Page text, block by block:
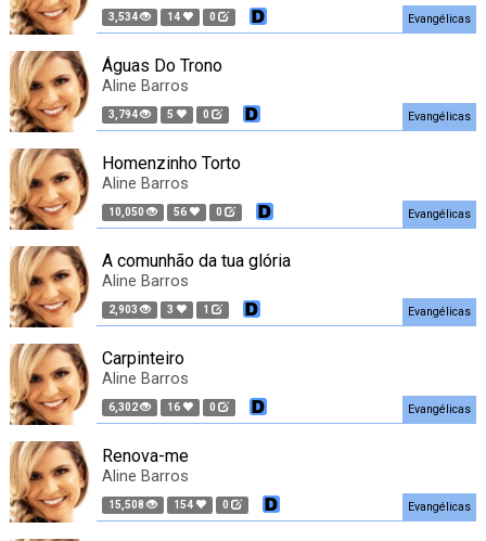
3,534 14 0 Evangélicas
Águas Do Trono
Aline Barros
3,794 5 0 Evangélicas
Homenzinho Torto
Aline Barros
10,050 56 0 Evangélicas
A comunhão da tua glória
Aline Barros
2,903 3 1 Evangélicas
Carpinteiro
Aline Barros
6,302 16 0 Evangélicas
Renova-me
Aline Barros
15,508 154 0 Evangélicas